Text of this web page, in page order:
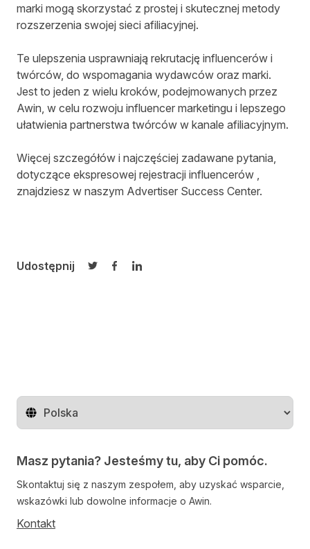
marki mogą skorzystać z prostej i skutecznej metody
rozszerzenia swojej sieci afiliacyjnej.
Te ulepszenia usprawniają rekrutację influencerów i
twórców, do wspomagania wydawców oraz marki.
Jest to jeden z wielu kroków, podejmowanych przez
Awin, w celu rozwoju influencer marketingu i lepszego
ułatwienia partnerstwa twórców w kanale afiliacyjnym.
Więcej szczegółów i najczęściej zadawane pytania,
dotyczące ekspresowej rejestracji influencerów ,
znajdziesz w naszym Advertiser Success Center.
Udostępnij
Udostępnij na Twitterze
Udostępnij na Facebooku
Udostępnij na LinkedIn
Zmień region
Masz pytania? Jesteśmy tu, aby Ci pomóc.
Skontaktuj się z naszym zespołem, aby uzyskać wsparcie,
wskazówki lub dowolne informacje o Awin.
Kontakt